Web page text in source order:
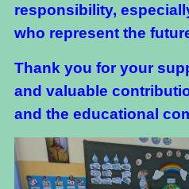
responsibility,
who represent the
Thank you for your
and valuable
and the educational